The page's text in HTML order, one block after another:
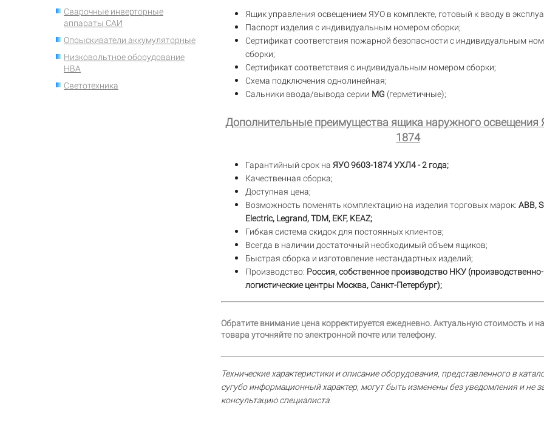
Сварочные инверторные
аппараты САИ
Опрыскиватели аккумуляторные
Низковольтное оборудование
НВА
Светотехника
Ящик управления освещением ЯУО в комплекте, готовый к вводу в
Паспорт изделия с индивидуальным номером сборки;
Сертификат соответствия пожарной безопасности с индивидуальным
сборки;
Сертификат соответствия с индивидуальным номером сборки;
Схема подключения однолинейная;
Сальники ввода/вывода серии MG (герметичные);
Дополнительные преимущества ящика наружного освещения
1874
Гарантийный срок на ЯУО 9603-1874 УХЛ4 - 2 года;
Качественная сборка;
Доступная цена;
Возможность поменять комплектацию на изделия торговых марок: ABB,
Electric, Legrand, TDM, EKF, KEAZ;
Гибкая система скидок для постоянных клиентов;
Всегда в наличии достаточный необходимый объем ящиков;
Быстрая сборка и изготовление нестандартных изделий;
Производство: Россия, собственное производство НКУ (производственно-
логистические центры Москва, Санкт-Петербург);
Обратите внимание цена корректируется ежедневно. Актуальную стоимость и
товара уточняйте по электронной почте или телефону.
Технические характеристики и описание оборудования, представленного в
сугубо информационный характер, могут быть изменены без уведомления и не
консультацию специалиста.